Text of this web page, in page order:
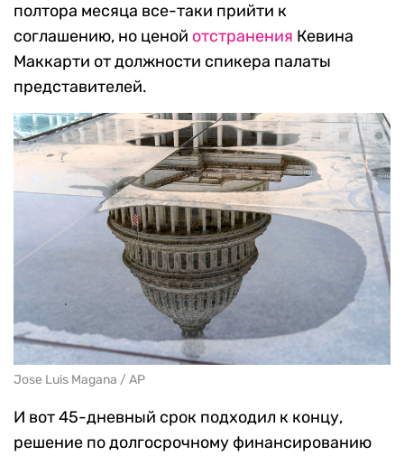
полтора месяца все-таки прийти к
соглашению, но ценой отстранения Кевина
Маккарти от должности спикера палаты
представителей.
Jose Luis Magana / AP
И вот 45-дневный срок подходил к концу,
решение по долгосрочному финансированию